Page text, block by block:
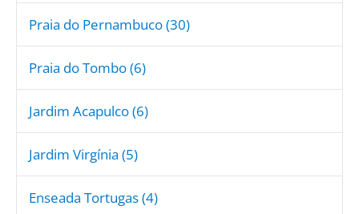
Praia do Pernambuco (30)
Praia do Tombo (6)
Jardim Acapulco (6)
Jardim Virgínia (5)
Enseada Tortugas (4)